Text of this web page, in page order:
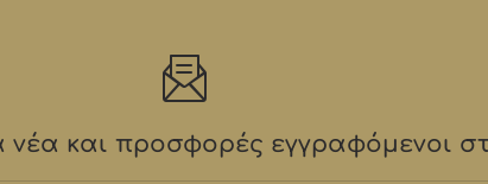
νέα και προσφορές εγγραφόμενοι